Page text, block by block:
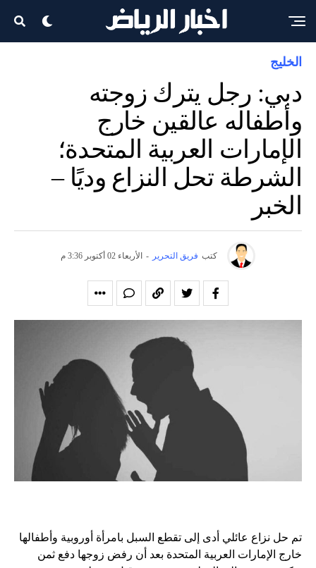
الخليج
دبي: رجل يترك زوجته
وأطفاله عالقين خارج
الإمارات العربية المتحدة؛
الشرطة تحل النزاع وديًا –
الخبر
كتب فريق التحرير - الأربعاء 02 أكتوبر 3:36 م
تم حل نزاع عائلي أدى إلى تقطع السبل بامرأة أوروبية وأطفالها
خارج الإمارات العربية المتحدة بعد أن رفض زوجها دفع ثمن